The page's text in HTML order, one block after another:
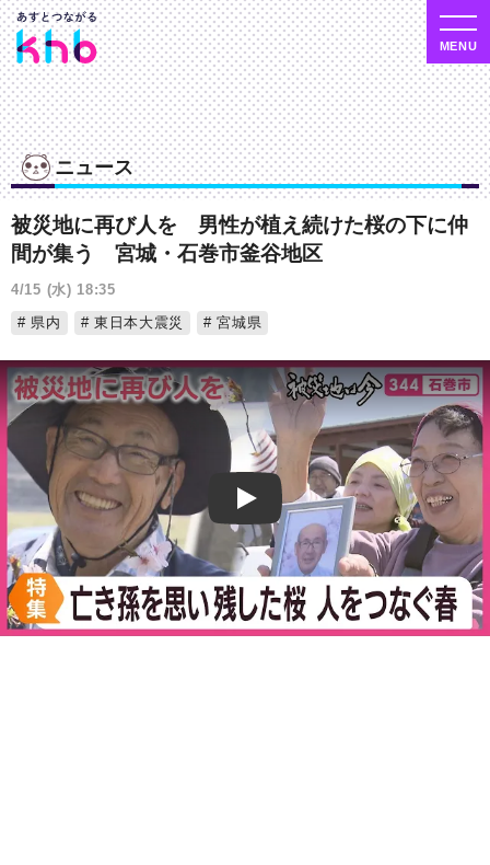
ニュース
被災地に再び人を 男性が植え続けた桜の下に仲
間が集う 宮城・石巻市釜谷地区
4/15 (水) 18:35
県内
東日本大震災 宮城県
Play